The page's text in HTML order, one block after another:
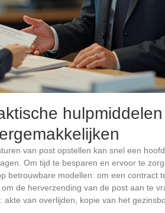
van post opstellen kan snel een
Om tijd te besparen en ervoor te
betrouwbare modellen: om een contract
de herverzending van de post aan te
van overlijden, kopie van het